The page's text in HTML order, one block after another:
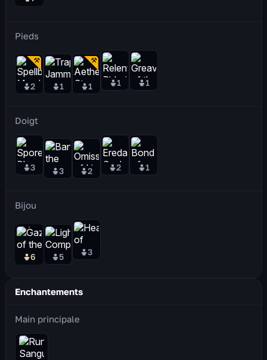
Pieds
2 1 1 1 1
Doigt
3 3 2 2 1
Bijou
6 5 3
Enchantements
Main principale